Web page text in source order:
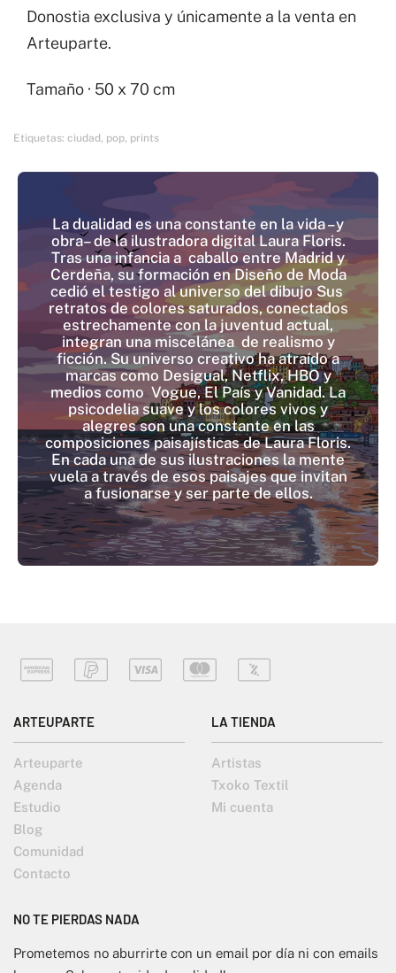
Donostia exclusiva y únicamente a la venta en
Arteuparte.
Tamaño · 50 x 70 cm
Etiquetas: ciudad, pop, prints
La dualidad es una constante en la vida –y
obra– de la ilustradora digital Laura Floris.
Tras una infancia a caballo entre Madrid y
Cerdeña, su formación en Diseño de Moda
cedió el testigo al universo del dibujo Sus
retratos de colores saturados, conectados
estrechamente con la juventud actual,
integran una miscelánea de realismo y
ficción. Su universo creativo ha atraído a
marcas como Desigual, Netflix, HBO y
medios como Vogue, El País y Vanidad. La
psicodelia suave y los colores vivos y
alegres son una constante en las
composiciones paisajísticas de Laura Floris.
En cada una de sus ilustraciones la mente
vuela a través de esos paisajes que invitan
a fusionarse y ser parte de ellos.
ARTEUPARTE
Arteuparte
Agenda
Estudio
Blog
Comunidad
Contacto
LA TIENDA
Artistas
Txoko Textil
Mi cuenta
NO TE PIERDAS NADA
Prometemos no aburrirte con un email por día ni con emails